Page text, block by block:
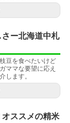
ー北海道中札
豆を食べたいけど
ママな要望に応え
します。
ススメの精米